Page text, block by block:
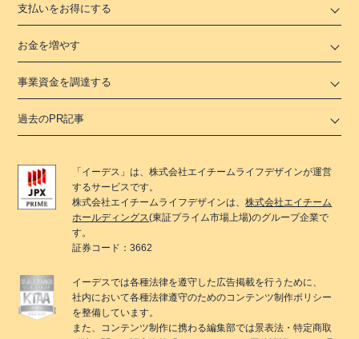
支払いをお得にする
お金を増やす
事業資金を調達する
過去のPR記事
「 イーデス 」は、株式会社エイチームライフデザインが運営
するサービスです。
株式会社エイチームライフデザインは、株式会社エイチーム
ホールディングス(東証プライム市場上場)のグループ企業で
す。
証券コード：3662
イーデスでは各種法律を遵守した広告掲載を行うために、
社内において各種法律遵守のためのコンテンツ制作ポリシー
を整備しています。
また、コンテンツ制作に携わる編集部では景表法・特定商取